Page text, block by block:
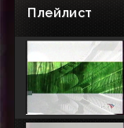
Плейлист
00:05